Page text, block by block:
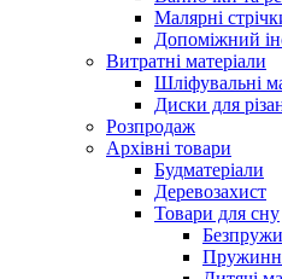
Малярні
Допоміжний
Витратні матеріали
Шліфувальні
Диски для
Розпродаж
Архівні товари
Будматеріали
Деревозахист
Товари для сну